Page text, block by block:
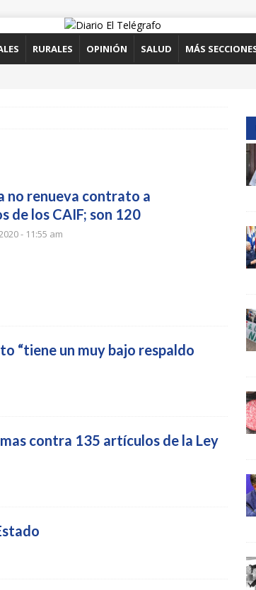
RURALES OPINIÓN SALUD MÁS
no renueva contrato a
de los CAIF; son 120
- 11:55 am
“tiene un muy bajo respaldo
contra 135 artículos de la Ley